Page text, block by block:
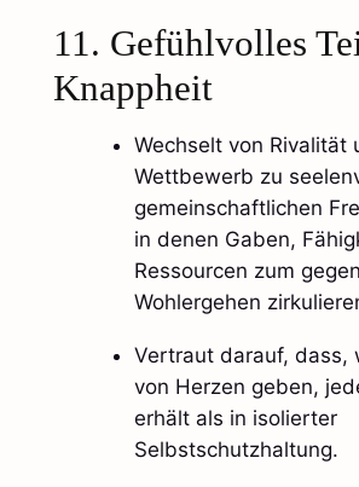
11. Gefühlvolles
Knappheit
Wechselt von Rivalität
Wettbewerb zu
gemeinschaftlichen
in denen Gaben,
Ressourcen zum
Wohlergehen
Vertraut darauf, dass,
von Herzen geben,
erhält als in isolierter
Selbstschutzhaltung.​